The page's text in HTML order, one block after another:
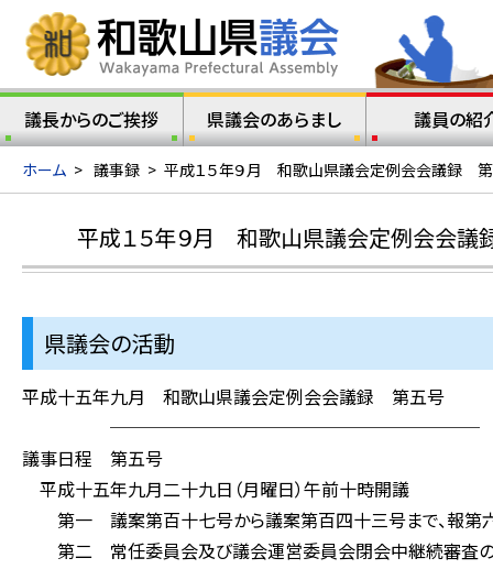
議長からのご挨拶 県議会のあらまし 議員の紹
ホーム > 議事録 > 平成１５年９月 和歌山県議会定例会会議録 第
平成１５年９月 和歌山県議会定例会会議
県議会の活動
平成十五年九月 和歌山県議会定例会会議録 第五号
─────────────────────
議事日程 第五号
平成十五年九月二十九日（月曜日）午前十時開議
第一 議案第百十七号から議案第百四十三号まで、報第六
第二 常任委員会及び議会運営委員会閉会中継続審査